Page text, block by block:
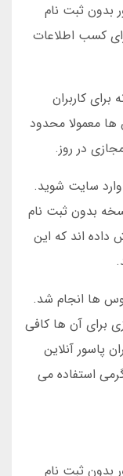
بدون ثبت نام
کسب اطلاعات
کاربران
ها معمولا محدود
وارد سایت شوید.
بدون ثبت نام
داده اند که این
بونوس ها انجام شد.
برای آن ها کافی
پاسور آنلاین
استفاده می
بدون ثبت نام